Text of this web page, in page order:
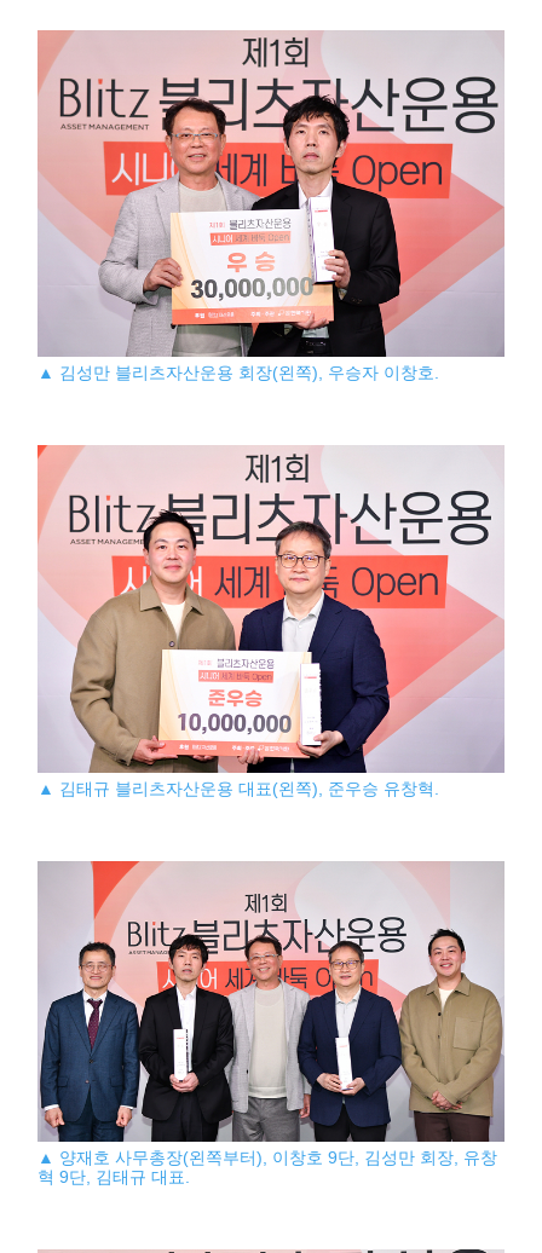
▲ 김성만 블리츠자산운용 회장(왼쪽), 우승자 이창호.
▲ 김태규 블리츠자산운용 대표(왼쪽), 준우승 유창혁.
▲ 양재호 사무총장(왼쪽부터), 이창호 9단, 김성만 회장, 유창
혁 9단, 김태규 대표.